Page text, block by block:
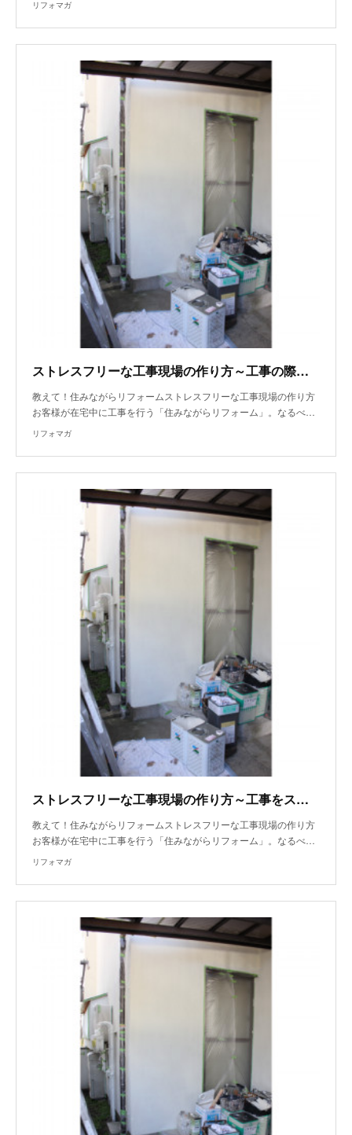
リフォマガ
ストレスフリーな工事現場の作り方～工事の際の配慮～
教えて！住みながらリフォームストレスフリーな工事現場の作り方
お客様が在宅中に工事を行う「住みながらリフォーム」。なるべ…
リフォマガ
ストレスフリーな工事現場の作り方～工事をスムーズに進行させる工夫は？～
教えて！住みながらリフォームストレスフリーな工事現場の作り方
お客様が在宅中に工事を行う「住みながらリフォーム」。なるべ…
リフォマガ